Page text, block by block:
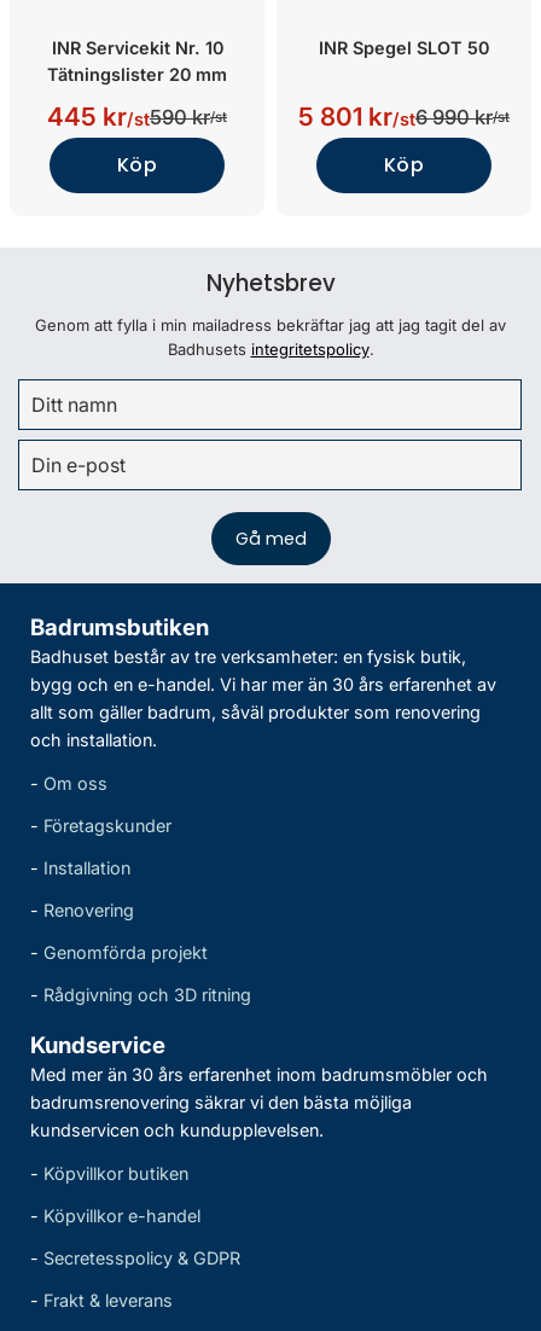
INR Servicekit Nr. 10
Tätningslister 20 mm
445 kr/st590 kr/st
Köp
INR Spegel SLOT 50
5 801 kr/st6 990 kr/st
Köp
Nyhetsbrev
Genom att fylla i min mailadress bekräftar jag att jag tagit del av
Badhusets integritetspolicy.
Badrumsbutiken
Badhuset består av tre verksamheter: en fysisk butik,
bygg och en e-handel. Vi har mer än 30 års erfarenhet av
allt som gäller badrum, såväl produkter som renovering
och installation.
- Om oss
- Företagskunder
- Installation
- Renovering
- Genomförda projekt
- Rådgivning och 3D ritning
Kundservice
Med mer än 30 års erfarenhet inom badrumsmöbler och
badrumsrenovering säkrar vi den bästa möjliga
kundservicen och kundupplevelsen.
- Köpvillkor butiken
- Köpvillkor e-handel
- Secretesspolicy & GDPR
- Frakt & leverans